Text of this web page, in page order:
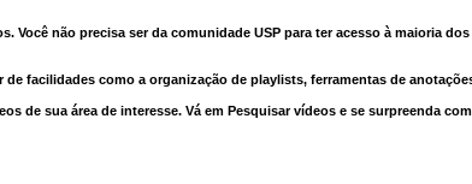
Você não precisa ser da comunidade USP para ter acesso à maioria
de facilidades como a organização de playlists, ferramentas de
de sua área de interesse. Vá em Pesquisar vídeos e se surpreenda